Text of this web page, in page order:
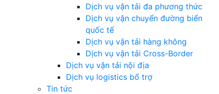
Dịch vụ vận tải đa phương thức
Dịch vụ vận chuyển đường biển
quốc tế
Dịch vụ vận tải hàng không
Dịch vụ vận tải Cross-Border
Dịch vụ vận tải nội địa
Dịch vụ logistics bổ trợ
Tin tức